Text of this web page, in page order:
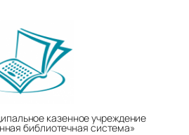
казенное учреждение
библиотечная система»